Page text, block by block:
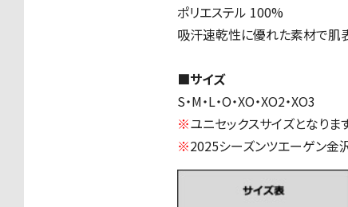
ポリエステル 100%
吸汗速乾性に優れた素材で肌
■サイズ
S・M・L・O・XO・XO2・XO3
※ユニセックスサイズとなりま
※2025シーズンツエーゲン金